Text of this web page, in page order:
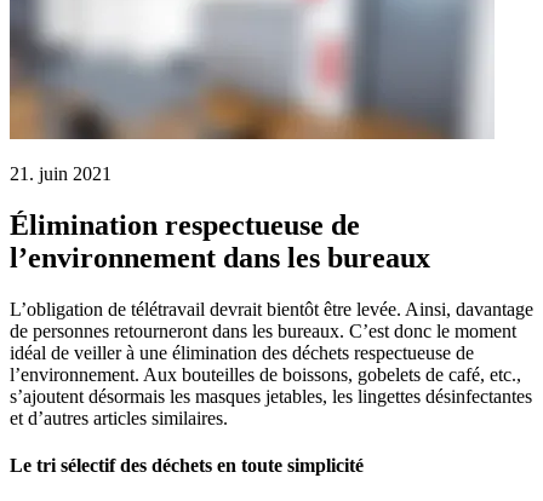
21. juin 2021
Élimination respectueuse de
l’environnement dans les bureaux
L’obligation de télétravail devrait bientôt être levée. Ainsi, davantage
de personnes retourneront dans les bureaux. C’est donc le moment
idéal de veiller à une élimination des déchets respectueuse de
l’environnement. Aux bouteilles de boissons, gobelets de café, etc.,
s’ajoutent désormais les masques jetables, les lingettes désinfectantes
et d’autres articles similaires.
Le tri sélectif des déchets en toute simplicité